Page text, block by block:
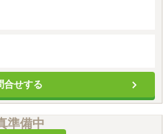
合せする
準備中